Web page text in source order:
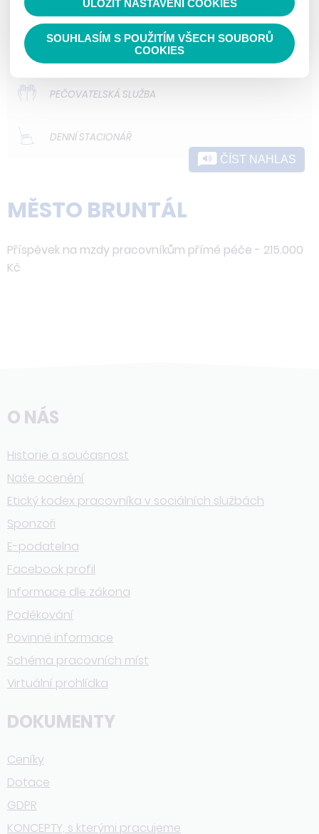
ODLEHČOVACÍ SLUŽBY
DOMOVY PRO OSOBY SE ZDRAVOTNÍM
PEČOVATELSKÁ SLUŽBA
DENNÍ STACIONÁŘ
ČÍST NAHLAS
MĚSTO BRUNTÁL
Příspěvek na mzdy pracovníkům přímé péče - 215.000
Kč
O NÁS
Historie a současnost
Naše ocenění
Etický kodex pracovníka v sociálních službách
Sponzoři
E-podatelna
Facebook profil
Informace dle zákona
Poděkování
Povinné informace
Schéma pracovních míst
Virtuální prohlídka
DOKUMENTY
Ceníky
Dotace
GDPR
KONCEPTY, s kterými pracujeme
ULOŽIT NASTAVENÍ COOKIES
SOUHLASÍM S POUŽITÍM VŠECH SOUBORŮ
COOKIES